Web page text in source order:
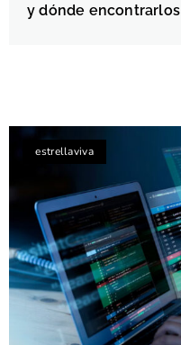
y dónde encontrarlos
estrellaviva